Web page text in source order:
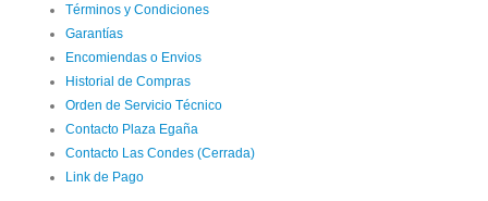
Términos y Condiciones
Garantías
Encomiendas o Envios
Historial de Compras
Orden de Servicio Técnico
Contacto Plaza Egaña
Contacto Las Condes (Cerrada)
Link de Pago